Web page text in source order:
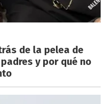
de la pelea de
y por qué no